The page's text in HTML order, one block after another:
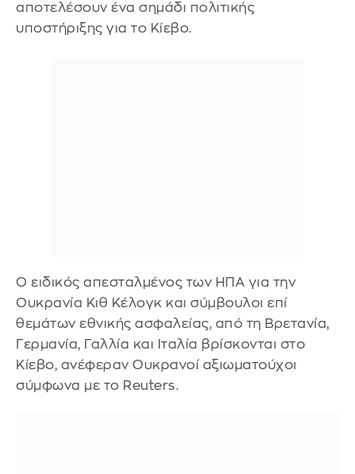
αποτελέσουν ένα σημάδι πολιτικής
υποστήριξης για το Κίεβο.
Ο ειδικός απεσταλμένος των ΗΠΑ για την
Ουκρανία Κιθ Κέλογκ και σύμβουλοι επί
θεμάτων εθνικής ασφαλείας, από τη Βρετανία,
Γερμανία, Γαλλία και Ιταλία βρίσκονται στο
Κίεβο, ανέφεραν Ουκρανοί αξιωματούχοι
σύμφωνα με το Reuters.